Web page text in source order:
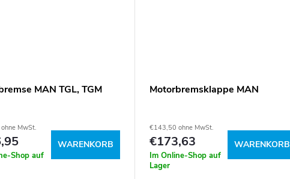
MAN TGL, TGM
MwSt.
Shop auf
WARENKORB
Motorbremsklappe MAN
€143,50 ohne MwSt.
€173,63
Im Online-Shop auf
Lager
WARENKORB